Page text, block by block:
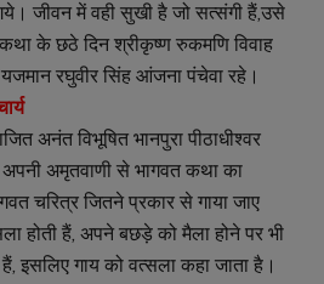
जीवन में वही सुखी है जो सत्संगी हैं,उसे
के छठे दिन श्रीकृष्ण रुकमणि विवाह
रघुवीर सिंह आंजना पंचेवा रहे।
अनंत विभूषित भानपुरा पीठाधीश्वर
अपनी अमृतवाणी से भागवत कथा का
चरित्र जितने प्रकार से गाया जाए
होती हैं, अपने बछड़े को मैला होने पर भी
इसलिए गाय को वत्सला कहा जाता है।